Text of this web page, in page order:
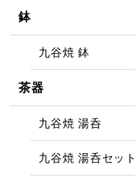
鉢
九谷焼 鉢
茶器
九谷焼 湯呑
九谷焼 湯呑セット